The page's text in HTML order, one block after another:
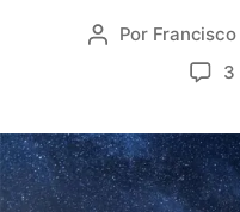
A
r
d
o
Por Francisco
3